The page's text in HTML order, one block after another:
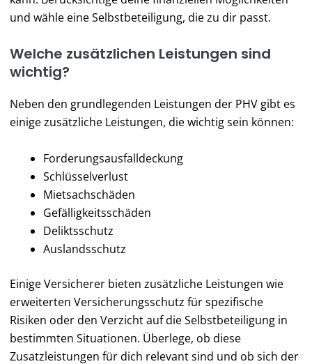
und wähle eine Selbstbeteiligung, die zu dir passt.
Welche zusätzlichen Leistungen sind
wichtig?
Neben den grundlegenden Leistungen der PHV gibt es
einige zusätzliche Leistungen, die wichtig sein können:
Forderungsausfalldeckung
Schlüsselverlust
Mietsachschäden
Gefälligkeitsschäden
Deliktsschutz
Auslandsschutz
Einige Versicherer bieten zusätzliche Leistungen wie
erweiterten Versicherungsschutz für spezifische
Risiken oder den Verzicht auf die Selbstbeteiligung in
bestimmten Situationen. Überlege, ob diese
Zusatzleistungen für dich relevant sind und ob sich der